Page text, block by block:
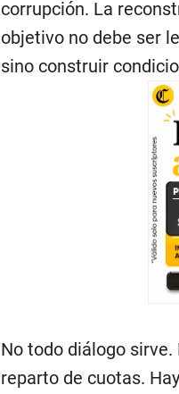
corrupción. La
objetivo no debe ser
sino construir
No todo diálogo
reparto de cuotas.